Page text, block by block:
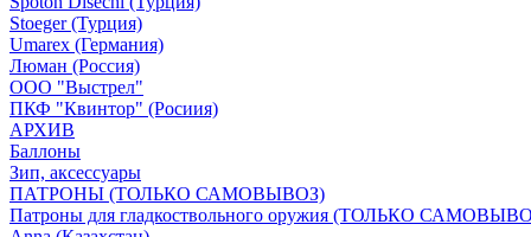
Stoeger (Турция)
Umarex (Германия)
Люман (Россия)
ООО "Выстрел"
ПКФ "Квинтор" (Росиия)
АРХИВ
Баллоны
Зип, аксессуары
ПАТРОНЫ (ТОЛЬКО САМОВЫВОЗ)
Патроны для гладкоствольного оружия (ТОЛЬКО